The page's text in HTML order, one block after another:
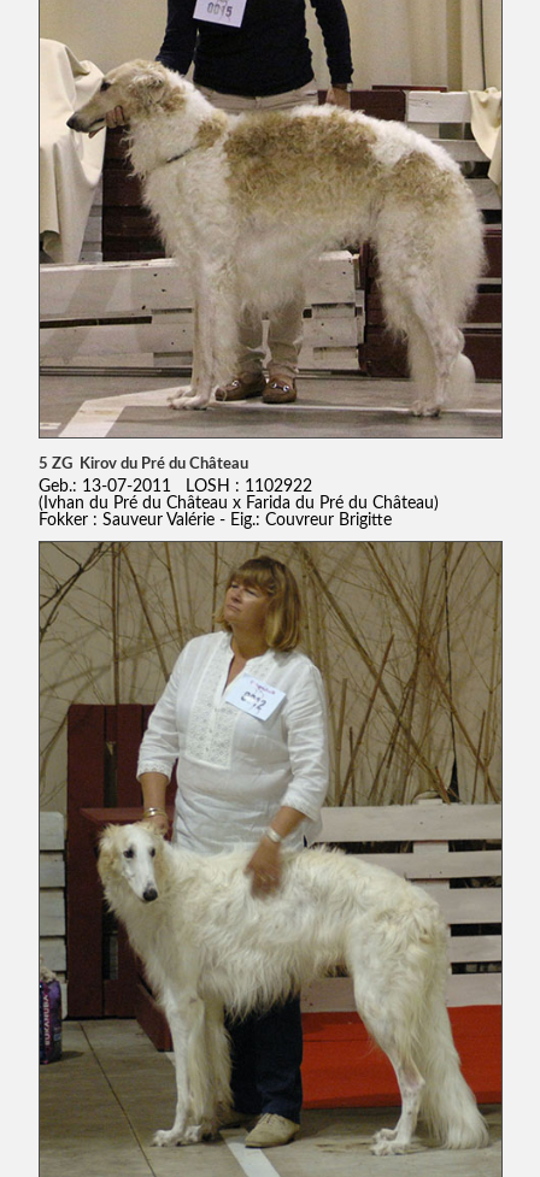
5 ZG Kirov du Pré du Château
Geb.: 13-07-2011 LOSH : 1102922
(Ivhan du Pré du Château x Farida du Pré du Château)
Fokker : Sauveur Valérie - Eig.: Couvreur Brigitte